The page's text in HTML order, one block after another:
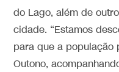
do Lago, além de
cidade. “Estamos
para que a população
Outono,